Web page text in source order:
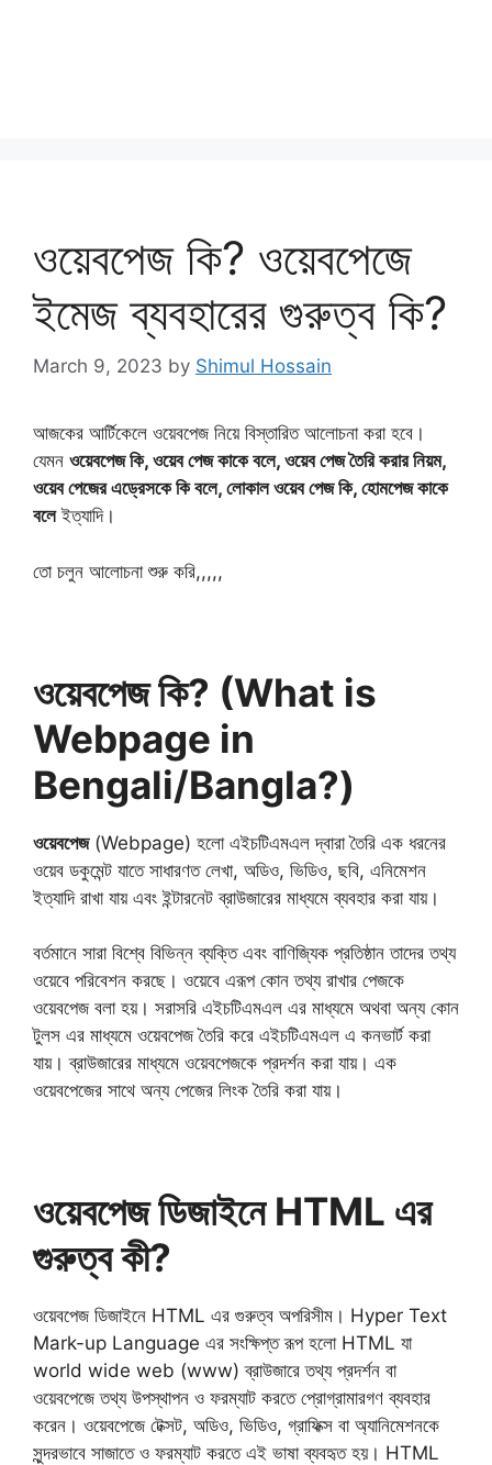
ওয়েবপেজ কি? ওয়েবপেজে
ইমেজ ব্যবহারের গুরুত্ব কি?
March 9, 2023 by Shimul Hossain
আজকের আর্টিকেলে ওয়েবপেজ নিয়ে বিস্তারিত আলোচনা করা হবে।
যেমন ওয়েবপেজ কি, ওয়েব পেজ কাকে বলে, ওয়েব পেজ তৈরি করার নিয়ম,
ওয়েব পেজের এড্রেসকে কি বলে, লোকাল ওয়েব পেজ কি, হোমপেজ কাকে
বলেইত্যাদি।
তো চলুন আলোচনা শুরু করি,,,,,
ওয়েবপেজ কি? (What is
Webpage in
Bengali/Bangla?)
ওয়েবপেজ(Webpage) হলো এইচটিএমএল দ্বারা তৈরি এক ধরনের
ওয়েব ডকুমেন্ট যাতে সাধারণত লেখা, অডিও, ভিডিও, ছবি, এনিমেশন
ইত্যাদি রাখা যায় এবং ইন্টারনেট ব্রাউজারের মাধ্যমে ব্যবহার করা যায়।
বর্তমানে সারা বিশ্বে বিভিন্ন ব্যক্তি এবং বাণিজ্যিক প্রতিষ্ঠান তাদের তথ্য
ওয়েবে পরিবেশন করছে। ওয়েবে এরূপ কোন তথ্য রাখার পেজকে
ওয়েবপেজ বলা হয়। সরাসরি এইচটিএমএল এর মাধ্যমে অথবা অন্য কোন
টুলস এর মাধ্যমে ওয়েবপেজ তৈরি করে এইচটিএমএল এ কনভার্ট করা
যায়। ব্রাউজারের মাধ্যমে ওয়েবপেজকে প্রদর্শন করা যায়। এক
ওয়েবপেজের সাথে অন্য পেজের লিংক তৈরি করা যায়।
ওয়েবপেজ ডিজাইনে HTML এর
গুরুত্ব কী?
ওয়েবপেজ ডিজাইনে HTML এর গুরুত্ব অপরিসীম। Hyper Text
Mark-up Language এর সংক্ষিপ্ত রূপ হলো HTML যা
world wide web (www) ব্রাউজারে তথ্য প্রদর্শন বা
ওয়েবপেজে তথ্য উপস্থাপন ও ফরম্যাট করতে প্রোগ্রামারগণ ব্যবহার
করেন। ওয়েবপেজে টেক্সট, অডিও, ভিডিও, গ্রাফিক্স বা অ্যানিমেশনকে
সুন্দরভাবে সাজাতে ও ফরম্যাট করতে এই ভাষা ব্যবহৃত হয়। HTML